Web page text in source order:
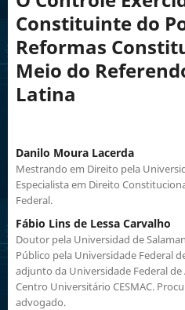
Constituinte do
Reformas
Meio do
Latina
Danilo Moura Lacerda
Mestrando em Direito pela
Especialista em Direito
Federal.
Fábio Lins de Lessa Carvalho
Doutor pela Universidad de
Público pela Universidade Federal
adjunto da Universidade Federal de
Centro Universitário CESMAC.
advogado.